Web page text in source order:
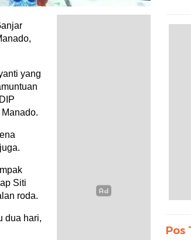
yang
Siti
roda.
dua hari,
Pos